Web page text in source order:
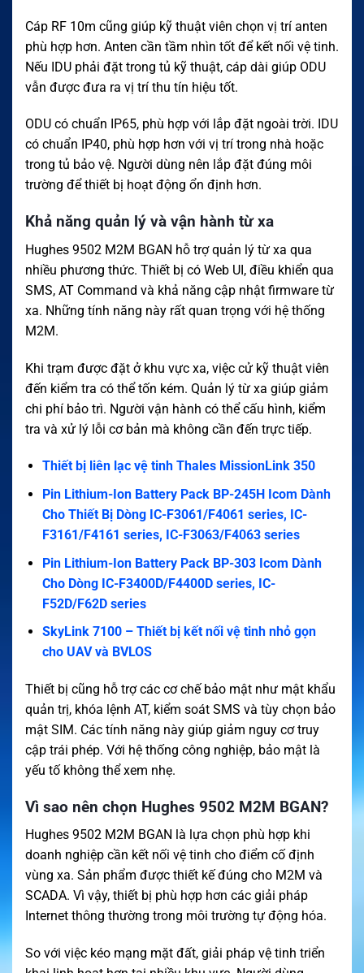
Cáp RF 10m cũng giúp kỹ thuật viên chọn vị trí anten
phù hợp hơn. Anten cần tầm nhìn tốt để kết nối vệ tinh.
Nếu IDU phải đặt trong tủ kỹ thuật, cáp dài giúp ODU
vẫn được đưa ra vị trí thu tín hiệu tốt.
ODU có chuẩn IP65, phù hợp với lắp đặt ngoài trời. IDU
có chuẩn IP40, phù hợp hơn với vị trí trong nhà hoặc
trong tủ bảo vệ. Người dùng nên lắp đặt đúng môi
trường để thiết bị hoạt động ổn định hơn.
Khả năng quản lý và vận hành từ xa
Hughes 9502 M2M BGAN hỗ trợ quản lý từ xa qua
nhiều phương thức. Thiết bị có Web UI, điều khiển qua
SMS, AT Command và khả năng cập nhật firmware từ
xa. Những tính năng này rất quan trọng với hệ thống
M2M.
Khi trạm được đặt ở khu vực xa, việc cử kỹ thuật viên
đến kiểm tra có thể tốn kém. Quản lý từ xa giúp giảm
chi phí bảo trì. Người vận hành có thể cấu hình, kiểm
tra và xử lý lỗi cơ bản mà không cần đến trực tiếp.
Thiết bị liên lạc vệ tinh Thales MissionLink 350
Pin Lithium-Ion Battery Pack BP-245H Icom Dành
Cho Thiết Bị Dòng IC-F3061/F4061 series, IC-
F3161/F4161 series, IC-F3063/F4063 series
Pin Lithium-Ion Battery Pack BP-303 Icom Dành
Cho Dòng IC-F3400D/F4400D series, IC-
F52D/F62D series
SkyLink 7100 – Thiết bị kết nối vệ tinh nhỏ gọn
cho UAV và BVLOS
Thiết bị cũng hỗ trợ các cơ chế bảo mật như mật khẩu
quản trị, khóa lệnh AT, kiểm soát SMS và tùy chọn bảo
mật SIM. Các tính năng này giúp giảm nguy cơ truy
cập trái phép. Với hệ thống công nghiệp, bảo mật là
yếu tố không thể xem nhẹ.
Vì sao nên chọn Hughes 9502 M2M BGAN?
Hughes 9502 M2M BGAN là lựa chọn phù hợp khi
doanh nghiệp cần kết nối vệ tinh cho điểm cố định
vùng xa. Sản phẩm được thiết kế đúng cho M2M và
SCADA. Vì vậy, thiết bị phù hợp hơn các giải pháp
Internet thông thường trong môi trường tự động hóa.
So với việc kéo mạng mặt đất, giải pháp vệ tinh triển